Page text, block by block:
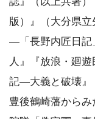
版）』（大分県
―「長野内匠日記
人』『放浪・廻
記―大義と破壊』
豊後鶴崎藩から